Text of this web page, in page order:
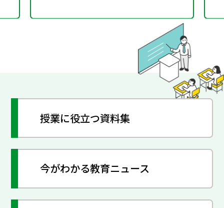
授業に役立つ資料集
今がわかる教育ニュース